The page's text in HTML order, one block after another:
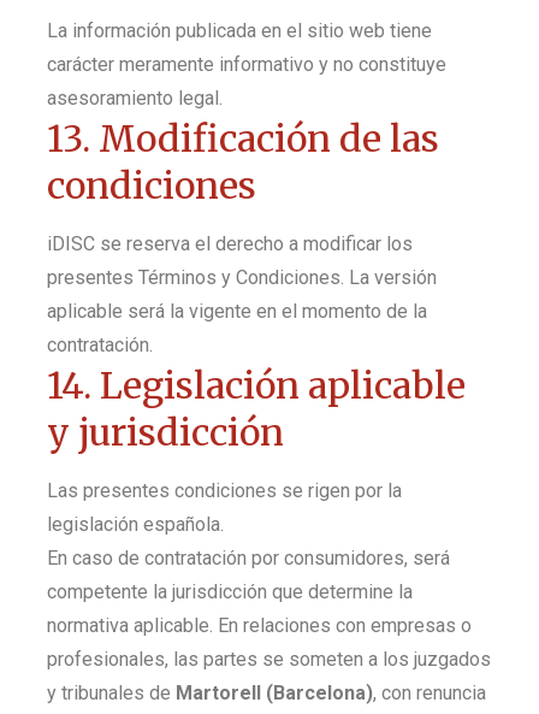
La información publicada en el sitio web tiene
carácter meramente informativo y no constituye
asesoramiento legal.
13. Modificación de las
condiciones
iDISC se reserva el derecho a modificar los
presentes Términos y Condiciones. La versión
aplicable será la vigente en el momento de la
contratación.
14. Legislación aplicable
y jurisdicción
Las presentes condiciones se rigen por la
legislación española.
En caso de contratación por consumidores, será
competente la jurisdicción que determine la
normativa aplicable. En relaciones con empresas o
profesionales, las partes se someten a los juzgados
y tribunales de Martorell (Barcelona), con renuncia